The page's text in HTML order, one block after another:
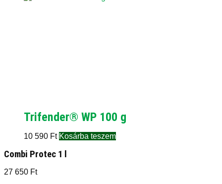
Trifender® WP 100 g
10 590 Ft Kosárba teszem
Combi Protec 1 l
27 650 Ft